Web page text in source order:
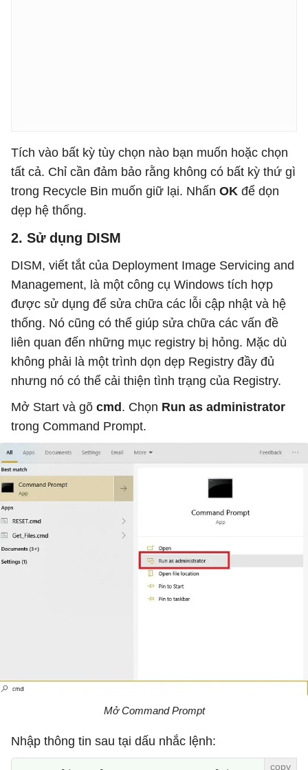
Tích vào bất kỳ tùy chọn nào bạn muốn hoặc chọn
tất cả. Chỉ cần đảm bảo rằng không có bất kỳ thứ gì
trong Recycle Bin muốn giữ lại. Nhấn OK để dọn
dẹp hệ thống.
2. Sử dụng DISM
DISM, viết tắt của Deployment Image Servicing and
Management, là một công cụ Windows tích hợp
được sử dụng để sửa chữa các lỗi cập nhật và hệ
thống. Nó cũng có thể giúp sửa chữa các vấn đề
liên quan đến những mục registry bị hỏng. Mặc dù
không phải là một trình dọn dẹp Registry đầy đủ
nhưng nó có thể cải thiện tình trạng của Registry.
Mở Start và gõ cmd. Chọn Run as administrator
trong Command Prompt.
Mở Command Prompt
Nhập thông tin sau tại dấu nhắc lệnh: